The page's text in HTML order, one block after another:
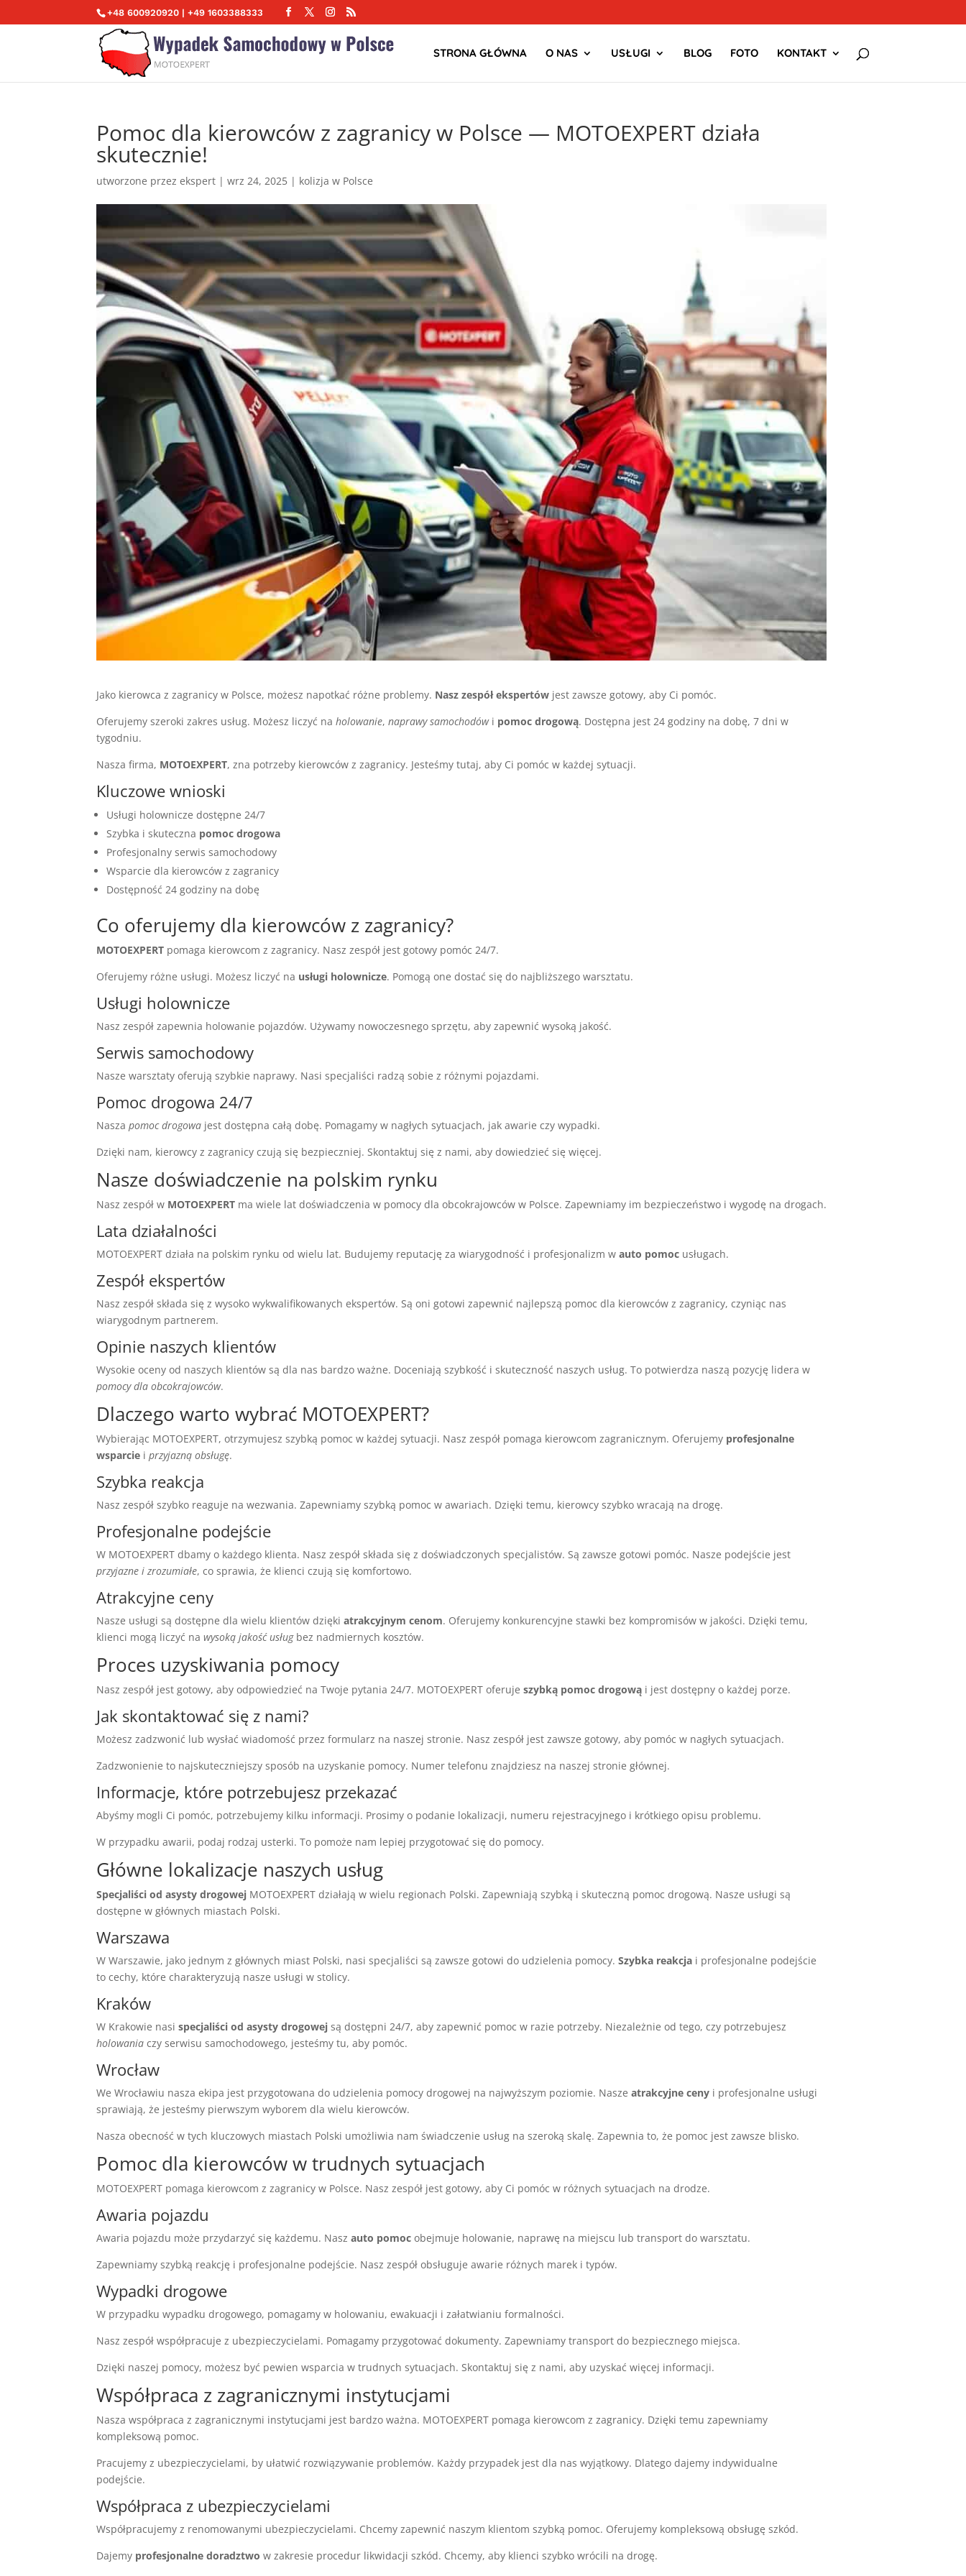
+48 600920920 | +49 1603388333
STRONA GŁÓWNA O NAS USŁUGI BLOG FOTO KONTAKT
Pomoc dla kierowców z zagranicy w Polsce — MOTOEXPERT działa
skutecznie!
utworzone przezekspert |wrz 24, 2025 | kolizja w Polsce
Jako kierowca z zagranicy w Polsce, możesz napotkać różne problemy. Nasz zespół ekspertów jest zawsze gotowy, aby Ci pomóc.
Oferujemy szeroki zakres usług. Możesz liczyć naholowanie,naprawy samochodówi pomoc drogową. Dostępna jest 24 godziny na dobę, 7 dni w
tygodniu.
Nasza firma, MOTOEXPERT, zna potrzeby kierowców z zagranicy. Jesteśmy tutaj, aby Ci pomóc w każdej sytuacji.
Kluczowe wnioski
Usługi holownicze dostępne 24/7
Szybka i skuteczna pomoc drogowa
Profesjonalny serwis samochodowy
Wsparcie dla kierowców z zagranicy
Dostępność 24 godziny na dobę
Co oferujemy dla kierowców z zagranicy?
MOTOEXPERT pomaga kierowcom z zagranicy. Nasz zespół jest gotowy pomóc 24/7.
Oferujemy różne usługi. Możesz liczyć na usługi holownicze. Pomogą one dostać się do najbliższego warsztatu.
Usługi holownicze
Nasz zespół zapewnia holowanie pojazdów. Używamy nowoczesnego sprzętu, aby zapewnić wysoką jakość.
Serwis samochodowy
Nasze warsztaty oferują szybkie naprawy. Nasi specjaliści radzą sobie z różnymi pojazdami.
Pomoc drogowa 24/7
Naszapomoc drogowa jest dostępna całą dobę. Pomagamy w nagłych sytuacjach, jak awarie czy wypadki.
Dzięki nam, kierowcy z zagranicy czują się bezpieczniej. Skontaktuj się z nami, aby dowiedzieć się więcej.
Nasze doświadczenie na polskim rynku
Nasz zespół w MOTOEXPERT ma wiele lat doświadczenia w pomocy dla obcokrajowców w Polsce. Zapewniamy im bezpieczeństwo i wygodę na drogach.
Lata działalności
MOTOEXPERT działa na polskim rynku od wielu lat. Budujemy reputację za wiarygodność i profesjonalizm wauto pomoc usługach.
Zespół ekspertów
Nasz zespół składa się z wysoko wykwalifikowanych ekspertów. Są oni gotowi zapewnić najlepszą pomoc dla kierowców z zagranicy, czyniąc nas
wiarygodnym partnerem.
Opinie naszych klientów
Wysokie oceny od naszych klientów są dla nas bardzo ważne. Doceniają szybkość i skuteczność naszych usług. To potwierdza naszą pozycję lidera w
pomocy dla obcokrajowców.
Dlaczego warto wybrać MOTOEXPERT?
Wybierając MOTOEXPERT, otrzymujesz szybką pomoc w każdej sytuacji. Nasz zespół pomaga kierowcom zagranicznym. Oferujemy profesjonalne
wsparcie iprzyjazną obsługę.
Szybka reakcja
Nasz zespół szybko reaguje na wezwania. Zapewniamy szybką pomoc w awariach. Dzięki temu, kierowcy szybko wracają na drogę.
Profesjonalne podejście
W MOTOEXPERT dbamy o każdego klienta. Nasz zespół składa się z doświadczonych specjalistów. Są zawsze gotowi pomóc. Nasze podejście jest
przyjazne i zrozumiałe, co sprawia, że klienci czują się komfortowo.
Atrakcyjne ceny
Nasze usługi są dostępne dla wielu klientów dziękiatrakcyjnym cenom. Oferujemy konkurencyjne stawki bez kompromisów w jakości. Dzięki temu,
klienci mogą liczyć nawysoką jakość usługbez nadmiernych kosztów.
Proces uzyskiwania pomocy
Nasz zespół jest gotowy, aby odpowiedzieć na Twoje pytania 24/7. MOTOEXPERT oferujeszybką pomoc drogową i jest dostępny o każdej porze.
Jak skontaktować się z nami?
Możesz zadzwonić lub wysłać wiadomość przez formularz na naszej stronie. Nasz zespół jest zawsze gotowy, aby pomóc w nagłych sytuacjach.
Zadzwonienie to najskuteczniejszy sposób na uzyskanie pomocy. Numer telefonu znajdziesz na naszej stronie głównej.
Informacje, które potrzebujesz przekazać
Abyśmy mogli Ci pomóc, potrzebujemy kilku informacji. Prosimy o podanie lokalizacji, numeru rejestracyjnego i krótkiego opisu problemu.
W przypadku awarii, podaj rodzaj usterki. To pomoże nam lepiej przygotować się do pomocy.
Główne lokalizacje naszych usług
Specjaliści od asysty drogowej MOTOEXPERT działają w wielu regionach Polski. Zapewniają szybką i skuteczną pomoc drogową. Nasze usługi są
dostępne w głównych miastach Polski.
Warszawa
W Warszawie, jako jednym z głównych miast Polski, nasi specjaliści są zawsze gotowi do udzielenia pomocy.Szybka reakcja i profesjonalne podejście
to cechy, które charakteryzują nasze usługi w stolicy.
Kraków
W Krakowie nasispecjaliści od asysty drogowej są dostępni 24/7, aby zapewnić pomoc w razie potrzeby. Niezależnie od tego, czy potrzebujesz
holowania czy serwisu samochodowego, jesteśmy tu, aby pomóc.
Wrocław
We Wrocławiu nasza ekipa jest przygotowana do udzielenia pomocy drogowej na najwyższym poziomie. Naszeatrakcyjne ceny i profesjonalne usługi
sprawiają, że jesteśmy pierwszym wyborem dla wielu kierowców.
Nasza obecność w tych kluczowych miastach Polski umożliwia nam świadczenie usług na szeroką skalę. Zapewnia to, że pomoc jest zawsze blisko.
Pomoc dla kierowców w trudnych sytuacjach
MOTOEXPERT pomaga kierowcom z zagranicy w Polsce. Nasz zespół jest gotowy, aby Ci pomóc w różnych sytuacjach na drodze.
Awaria pojazdu
Awaria pojazdu może przydarzyć się każdemu. Naszauto pomoc obejmuje holowanie, naprawę na miejscu lub transport do warsztatu.
Zapewniamy szybką reakcję i profesjonalne podejście. Nasz zespół obsługuje awarie różnych marek i typów.
Wypadki drogowe
W przypadku wypadku drogowego, pomagamy w holowaniu, ewakuacji i załatwianiu formalności.
Nasz zespół współpracuje z ubezpieczycielami. Pomagamy przygotować dokumenty. Zapewniamy transport do bezpiecznego miejsca.
Dzięki naszej pomocy, możesz być pewien wsparcia w trudnych sytuacjach. Skontaktuj się z nami, aby uzyskać więcej informacji.
Współpraca z zagranicznymi instytucjami
Nasza współpraca z zagranicznymi instytucjami jest bardzo ważna. MOTOEXPERT pomaga kierowcom z zagranicy. Dzięki temu zapewniamy
kompleksową pomoc.
Pracujemy z ubezpieczycielami, by ułatwić rozwiązywanie problemów. Każdy przypadek jest dla nas wyjątkowy. Dlatego dajemy indywidualne
podejście.
Współpraca z ubezpieczycielami
Współpracujemy z renomowanymi ubezpieczycielami. Chcemy zapewnić naszym klientom szybką pomoc. Oferujemy kompleksową obsługę szkód.
Dajemy profesjonalne doradztwo w zakresie procedur likwidacji szkód. Chcemy, aby klienci szybko wrócili na drogę.